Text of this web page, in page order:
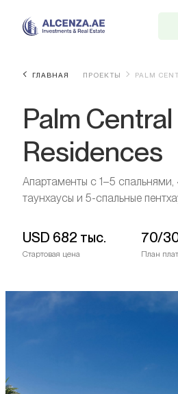
ГЛАВНАЯ ПРОЕКТЫ PALM
Palm
Residences
Апартаменты с 1–5 спальнями,
таунхаусы и 5-спальные
USD 682 тыс.
Стартовая цена
70/
План